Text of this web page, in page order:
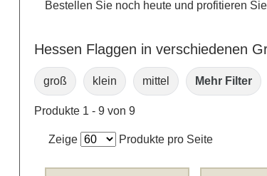
Bestellen Sie noch heute und profitieren
Hessen Flaggen in verschiedenen
groß klein mittel Mehr Filter
Produkte 1 - 9 von 9
Zeige Produkte pro Seite